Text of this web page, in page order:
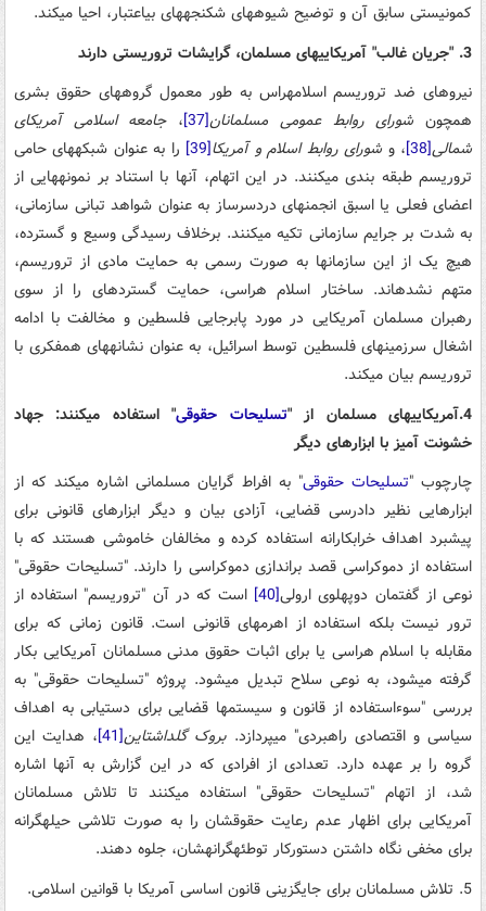
کمونیستی سابق آن و توضیح شیوه­های شکنجه­های بی­اعتبار، احیا می­کند.
3. "جریان غالب" آمریکایی­های مسلمان، گرایشات تروریستی دارند
نیروهای ضد تروریسم اسلام­هراس به طور معمول گروه­های حقوق بشری
همچون شورای روابط عمومی مسلمانان[37] ،جامعه اسلامی آمریکای
شمالی[38] ، و شورای روابط اسلام و آمریکا[39]
را به عنوان شبکه­های حامی
تروریسم طبقه بندی می­کنند. در این اتهام، آنها با استناد بر نمونه­هایی از
اعضای فعلی یا اسبق انجمن­های دردسرساز به عنوان شواهد تبانی سازمانی،
به شدت بر جرایم سازمانی تکیه می­کنند. برخلاف رسیدگی­ وسیع و گسترده،
هیچ یک از این سازمان­ها به صورت رسمی به حمایت مادی از تروریسم،
متهم نشده­اند. ساختار اسلام هراسی، حمایت گسترده­ای را از سوی
رهبران مسلمان آمریکایی­ در مورد پابرجایی فلسطین و مخالفت با ادامه
اشغال سرزمین­های فلسطین توسط اسرائیل، به عنوان نشانه­های همفکری با
تروریسم بیان می­کند.
4.آمریکایی­های مسلمان از "
تسلیحات حقوقی" استفاده می­کنند: جهاد
خشونت آمیز با ابزارهای دیگر
چارچوب "تسلیحات حقوقی" به افراط گرایان مسلمانی اشاره می­کند که از
ابزارهایی نظیر دادرسی قضایی، آزادی بیان و دیگر ابزارهای قانونی برای
پیشبرد اهداف خرابکارانه استفاده کرده و مخالفان خاموشی هستند که با
استفاده از دموکراسی قصد براندازی دموکراسی را دارند. "تسلیحات حقوقی"
نوعی از گفتمان دوپهلوی ارولی[40]
است که در آن "تروریسم" استفاده از
ترور نیست بلکه استفاده از اهرم­های قانونی است. قانون زمانی که برای
مقابله با اسلام هراسی یا برای اثبات حقوق مدنی مسلمانان آمریکایی بکار
گرفته می­شود، به نوعی سلاح تبدیل می­شود. پروژه "تسلیحات حقوقی" به
بررسی "سوءاستفاده از قانون و سیستم­ها قضایی برای دستیابی به اهداف
سیاسی و اقتصادی راهبردی" می­پردازد.بروک گلداشتاین[41]
، هدایت این
گروه را بر عهده دارد. تعدادی از افرادی که در این گزارش به آنها اشاره
شد، از اتهام "تسلیحات حقوقی" استفاده می­کنند تا تلاش مسلمانان
آمریکایی برای اظهار عدم رعایت حقوقشان را به صورت تلاشی حیله­گرانه
برای مخفی نگاه داشتن دستورکار توطئه­گرانه­شان، جلوه دهند.
5. تلاش مسلمانان برای جایگزینی قانون اساسی آمریکا با قوانین اسلامی.